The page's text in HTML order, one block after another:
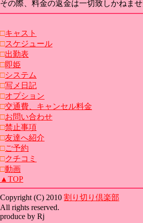
その際、料金の返金は一切致しかねま
□キャスト
□スケジュール
□出勤表
□即姫
□システム
□写メ日記
□オプション
□交通費、キャンセル料金
□お問い合わせ
□禁止事項
□友達へ紹介
□ご予約
□クチコミ
□動画
▲TOP
Copyright (C) 2010 割り切り倶楽部
All rights reserved.
produce by Rj